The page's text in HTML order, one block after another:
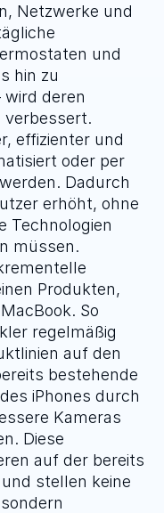
Netzwerke und
und
hin zu
wird deren
verbessert.
effizienter und
oder per
Dadurch
erhöht, ohne
Technologien
müssen.
Produkten,
So
regelmäßig
auf den
bestehende
iPhones durch
Kameras
Diese
auf der bereits
stellen keine